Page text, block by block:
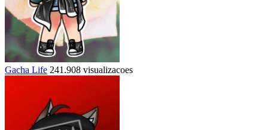
Gacha Life 241.908 visualizacoes